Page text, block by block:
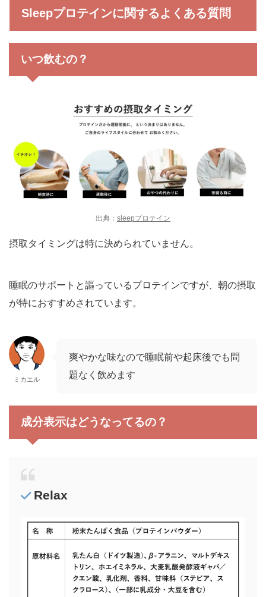
Sleepプロテインに関するよくある質問
いつ飲むの？
出典： sleepプロテイン
摂取タイミングは特に決められていません。
睡眠のサポートと謳っているプロテインですが、朝の摂取
が特におすすめされています。
ミカエル
爽やかな味なので睡眠前や起床後でも問
題なく飲めます
成分表示はどうなってるの？
Relax